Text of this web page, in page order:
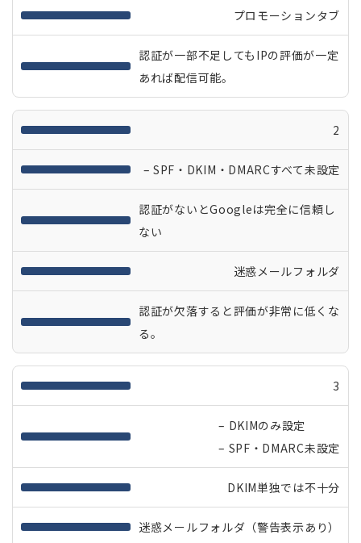
プロモーションタブ
認証が一部不足してもIPの評価が一定
あれば配信可能。
2
– SPF・DKIM・DMARCすべて未設定
認証がないとGoogleは完全に信頼し
ない
迷惑メールフォルダ
認証が欠落すると評価が非常に低くな
る。
3
– DKIMのみ設定
– SPF・DMARC未設定
DKIM単独では不十分
迷惑メールフォルダ（警告表示あり）